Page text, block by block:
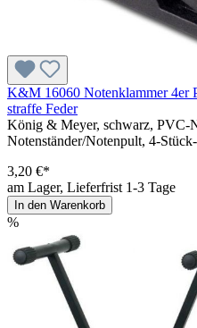
K&M 16060 Notenklammer 4er
straffe Feder
König & Meyer, schwarz, PVC-
Notenständer/Notenpult, 4-
3,20 €*
am Lager, Lieferfrist 1-3 Tage
In den Warenkorb
%